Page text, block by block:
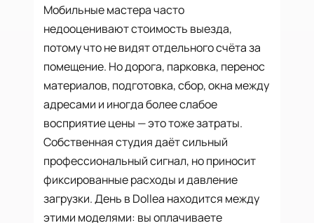
Мобильные мастера часто
недооценивают стоимость выезда,
потому что не видят отдельного счёта за
помещение. Но дорога, парковка, перенос
материалов, подготовка, сбор, окна между
адресами и иногда более слабое
восприятие цены — это тоже затраты.
Собственная студия даёт сильный
профессиональный сигнал, но приносит
фиксированные расходы и давление
загрузки. День в Dollea находится между
этими моделями: вы оплачиваете